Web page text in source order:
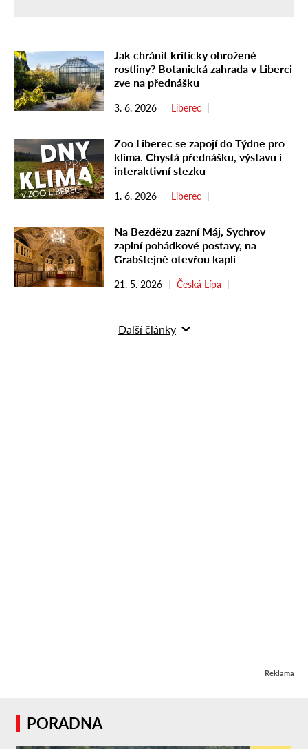
Jak chránit kriticky ohrožené
rostliny? Botanická zahrada v Liberci
zve na přednášku
3. 6. 2026 Liberec
Zoo Liberec se zapojí do Týdne pro
klima. Chystá přednášku, výstavu i
interaktivní stezku
1. 6. 2026 Liberec
Na Bezdězu zazní Máj, Sychrov
zaplní pohádkové postavy, na
Grabštejně otevřou kapli
21. 5. 2026 Česká Lípa
Další články
Reklama
PORADNA